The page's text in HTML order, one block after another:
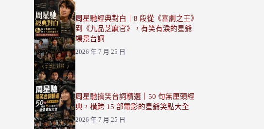
周星馳經典對白｜8 段從《喜劇之王》
到《九品芝麻官》，有笑有淚的星爺
場景台詞
2026 年 7 月 25 日
周星馳搞笑台詞精選｜50 句無厘頭經
典，橫跨 15 部電影的星爺笑點大全
2026 年 7 月 25 日